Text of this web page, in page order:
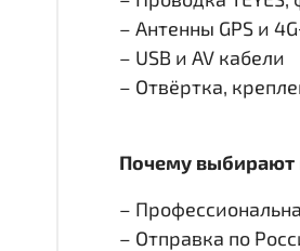
– Антенны GPS и
– USB и AV кабели
– Отвёртка,
Почему выбирают
–
– Отправка по